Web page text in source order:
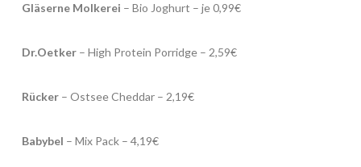
Gläserne Molkerei – Bio Joghurt – je 0,99€
Dr.Oetker– High Protein Porridge – 2,59€
Rücker– Ostsee Cheddar – 2,19€
Babybel – Mix Pack – 4,19€